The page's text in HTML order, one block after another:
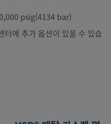
psig(4134 bar)
터에 추가 옵션이 있을 수 있습